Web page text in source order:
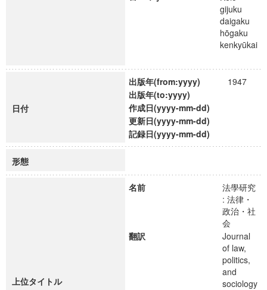
gijuku
daigaku
hōgaku
kenkyūkai
日付
出版年(from:yyyy)
1947
出版年(to:yyyy)
作成日(yyyy-mm-dd)
更新日(yyyy-mm-dd)
記録日(yyyy-mm-dd)
形態
上位タイトル
名前
法學研究
: 法律・
政治・社
会
翻訳
Journal
of law,
politics,
and
sociology